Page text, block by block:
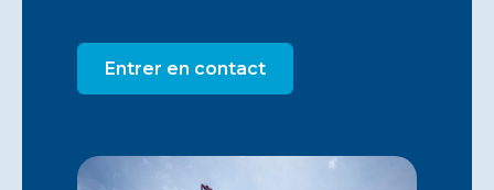
Entrer en contact